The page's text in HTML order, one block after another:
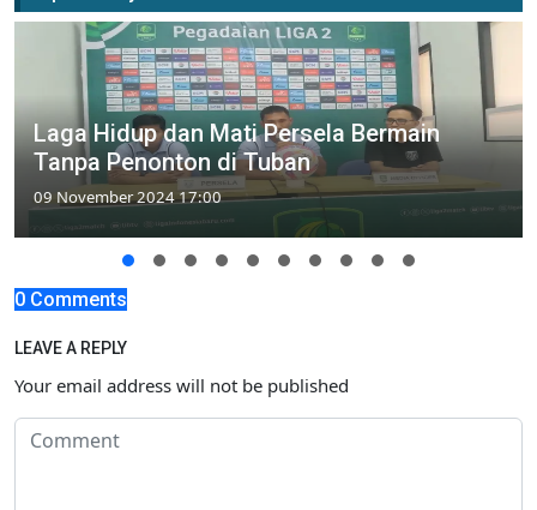
Laga Hidup dan Mati Persela Bermain
Tanpa Penonton di Tuban
09 November 2024 17:00
0 Comments
LEAVE A REPLY
Your email address will not be published